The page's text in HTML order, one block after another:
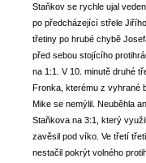
Staňkov se rychle ujal
po předcházející střele
třetiny po hrubé chybě
před sebou stojícího
na 1:1. V 10. minutě druhé
Fronka, kterému z vyhrané
Mike se nemýlil. Neuběhla
Staňkova na 3:1, který
zavěsil pod víko. Ve třetí
nestačil pokrýt volného